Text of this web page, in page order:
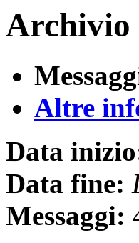
Archivio
Altre
Data
Data fine:
Messaggi: